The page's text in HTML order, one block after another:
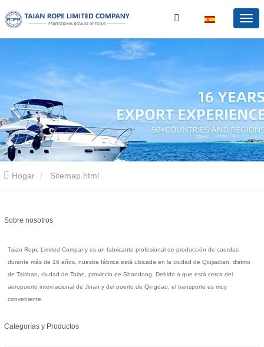
Hogar Sitemap.html
Sobre nosotros
Taian Rope Limited Company es un fabricante profesional de producción de cuerdas
durante más de 16 años, nuestra fábrica está ubicada en la ciudad de Qiujiadian, distrito
de Taishan, ciudad de Taian, provincia de Shandong. Debido a que está cerca del
aeropuerto internacional de Jinan y del puerto de Qingdao, el transporte es muy
conveniente.
Categorías y Productos